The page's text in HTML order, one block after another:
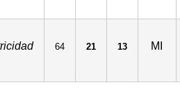
64 21 13 MI